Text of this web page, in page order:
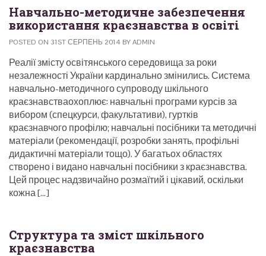
Навчально-методичне забезпечення
використання краєзнавства в освіті
POSTED ON 31ST СЕРПЕНЬ 2014 BY ADMIN
Реалії змісту освітянського середовища за роки
незалежності України кардинально змінились. Система
навчально-методичного супроводу шкільного
краєзнавстваохоплює: навчальні програми курсів за
вибором (спецкурси, факультативи), гуртків
краєзнавчого профілю; навчальні посібники та методичні
матеріали (рекомендації, розробки занять, профільні
дидактичні матеріали тощо). У багатьох областях
створено і видано навчальні посібники з краєзнавства.
Цей процес надзвичайно розмаїтий і цікавий, оскільки
кожна […]
Структура та зміст шкільного
краєзнавства